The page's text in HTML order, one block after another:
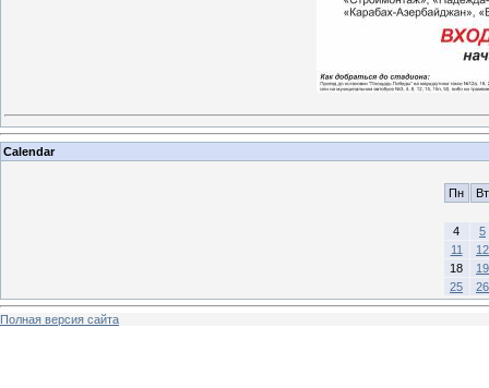
Calendar
Пн Вт
4
5
11
12
18
19
25
26
Полная версия сайта